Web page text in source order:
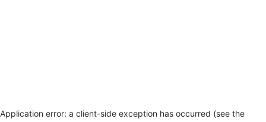
Application error: a client-side exception has occurred (see the